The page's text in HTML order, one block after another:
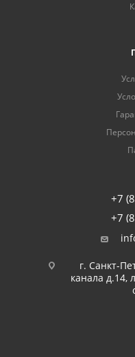
+7
+7
г. Санкт-
канала д.14,